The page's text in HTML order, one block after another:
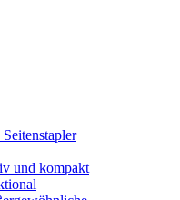
Seitenstapler
und kompakt